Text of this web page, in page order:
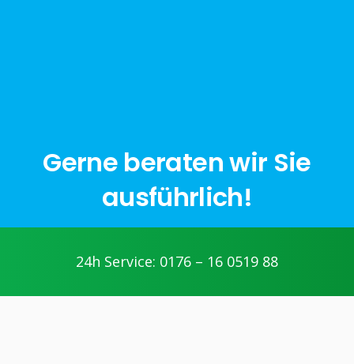
Gerne beraten wir Sie
ausführlich!
jetzt anfragen
24h Service: 0176 – 16 0519 88